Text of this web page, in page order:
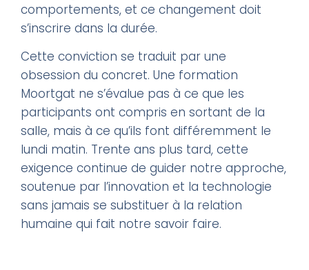
comportements, et ce changement doit
s’inscrire dans la durée.
Cette conviction se traduit par une
obsession du concret. Une formation
Moortgat ne s’évalue pas à ce que les
participants ont compris en sortant de la
salle, mais à ce qu’ils font différemment le
lundi matin. Trente ans plus tard, cette
exigence continue de guider notre approche,
soutenue par l’innovation et la technologie
sans jamais se substituer à la relation
humaine qui fait notre savoir faire.